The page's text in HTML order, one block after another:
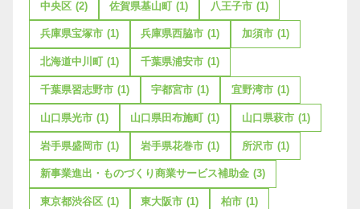
中央区 (2) 佐賀県基山町 (1) 八王子市 (1)
兵庫県宝塚市 (1) 兵庫県西脇市 (1) 加須市 (1)
北海道中川町 (1) 千葉県浦安市 (1)
千葉県習志野市 (1) 宇都宮市 (1) 宜野湾市 (1)
山口県光市 (1) 山口県田布施町 (1) 山口県萩市 (1)
岩手県盛岡市 (1) 岩手県花巻市 (1) 所沢市 (1)
新事業進出・ものづくり商業サービス補助金 (3)
東京都渋谷区 (1) 東大阪市 (1) 柏市 (1)